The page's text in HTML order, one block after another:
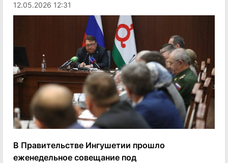
12.05.2026 12:31
В Правительстве Ингушетии прошло
еженедельное совещание под